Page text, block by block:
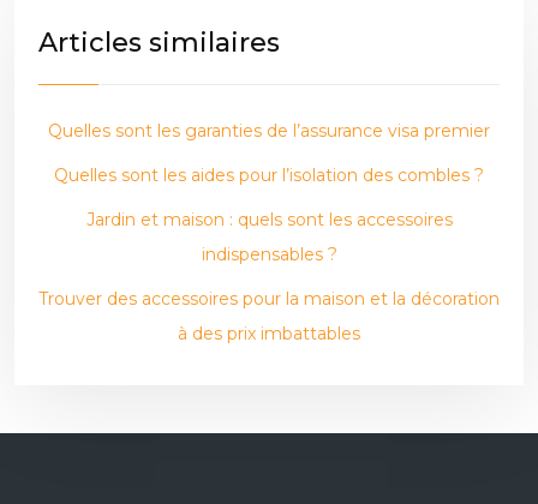
Articles similaires
Quelles sont les garanties de l’assurance visa premier
Quelles sont les aides pour l’isolation des combles ?
Jardin et maison : quels sont les accessoires
indispensables ?
Trouver des accessoires pour la maison et la décoration
à des prix imbattables